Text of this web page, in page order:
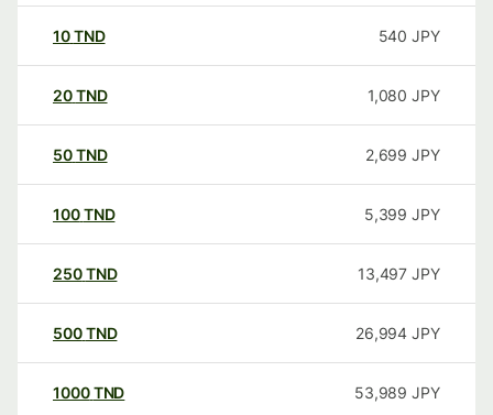
10TND 540 JPY
20TND 1,080 JPY
50TND 2,699 JPY
100TND 5,399 JPY
250TND 13,497 JPY
500TND 26,994 JPY
1000TND 53,989 JPY